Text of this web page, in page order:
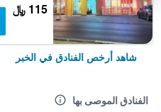
115 ﷼
شاهد أرخص الفنادق في الخبر
الفنادق الموصى بها